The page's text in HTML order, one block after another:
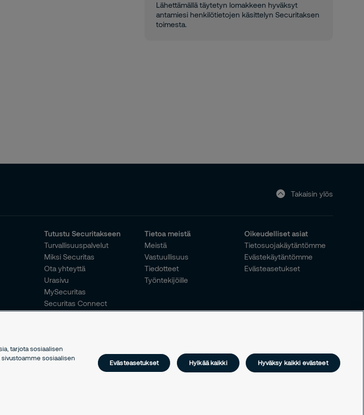
Lähettämällä täytetyn lomakkeen hyväksyt
antamiesi henkilötietojen käsittelyn Securitaksen
toimesta.
Takaisin ylös
Tutustu Securitakseen
Turvallisuuspalvelut
Miksi Securitas
Ota yhteyttä
Urasivu
MySecuritas
Securitas Connect
Tietoa meistä
Meistä
Vastuullisuus
Tiedotteet
Työntekijöille
Oikeudelliset asiat
Tietosuojakäytäntömme
Evästekäytäntömme
Evästeasetukset
tarjota sosiaalisen
sosiaalisen
Evästeasetukset Hylkää kaikki Hyväksy kaikki evästeet